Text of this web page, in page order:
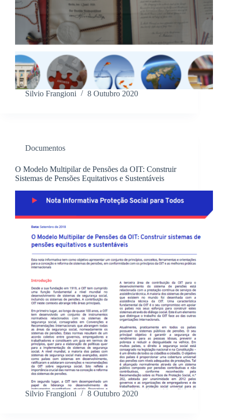
Silvio Frangioni 8 Outubro 2020
Documentos
O Modelo Multipilar de Pensões da OIT: Construir
Sistemas de Pensões Equitativos e Sustentáveis
Silvio Frangioni 8 Outubro 2020